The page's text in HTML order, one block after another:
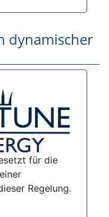
dynamischer
für die
Regelung.